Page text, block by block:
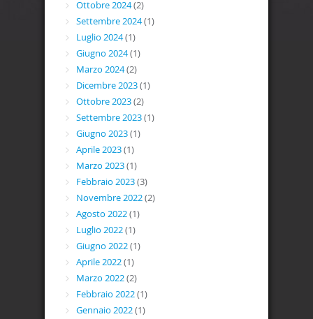
Ottobre 2024(2)
Settembre 2024(1)
Luglio 2024(1)
Giugno 2024(1)
Marzo 2024(2)
Dicembre 2023(1)
Ottobre 2023(2)
Settembre 2023(1)
Giugno 2023(1)
Aprile 2023(1)
Marzo 2023(1)
Febbraio 2023(3)
Novembre 2022(2)
Agosto 2022(1)
Luglio 2022(1)
Giugno 2022(1)
Aprile 2022(1)
Marzo 2022(2)
Febbraio 2022(1)
Gennaio 2022(1)